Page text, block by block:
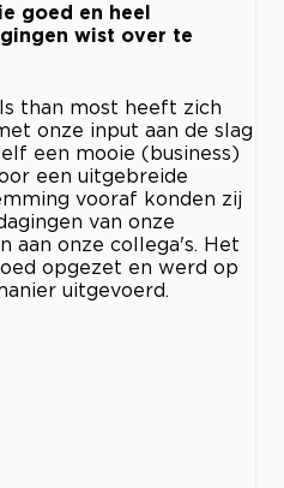
goed en heel
wist over te
than most heeft zich
onze input aan de slag
een mooie (business)
een uitgebreide
vooraf konden zij
van onze
aan onze collega's. Het
opgezet en werd op
uitgevoerd.